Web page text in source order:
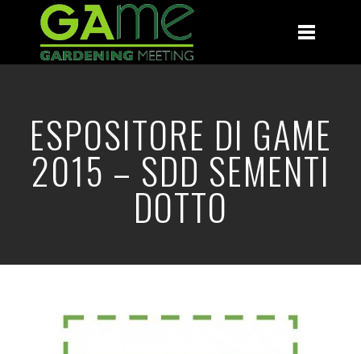
ESPOSITORE DI GAME
2015 – SDD SEMENTI
DOTTO